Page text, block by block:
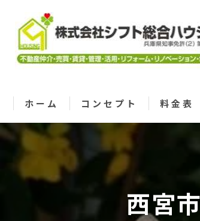
ホーム コンセプト 料金表
西宮